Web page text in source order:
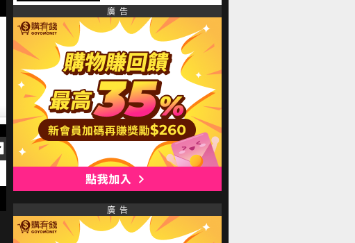
廣 告
廣 告